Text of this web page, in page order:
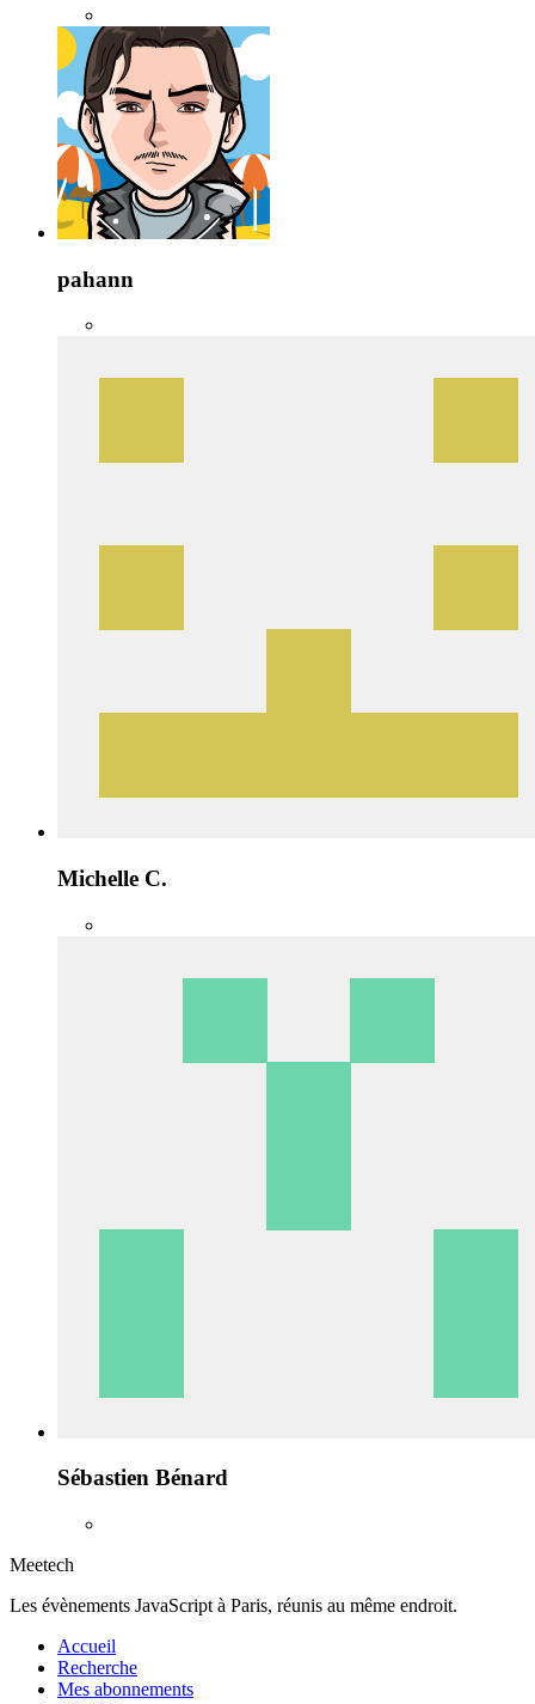
pahann
Michelle C.
Sébastien Bénard
Meetech
Les évènements JavaScript à Paris, réunis au même endroit.
Accueil
Recherche
Mes abonnements